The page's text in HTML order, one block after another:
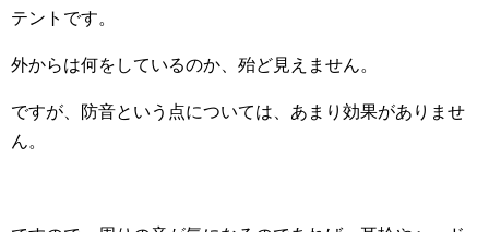
テントです。
外からは何をしているのか、殆ど見えません。
ですが、防音という点については、あまり効果がありませ
ん。